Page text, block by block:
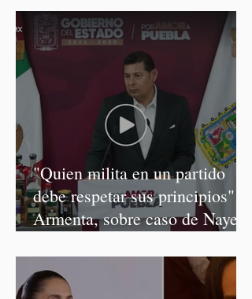
"Quien milita en un partido
debe respetar sus principios":
Armenta, sobre caso de Nayeli